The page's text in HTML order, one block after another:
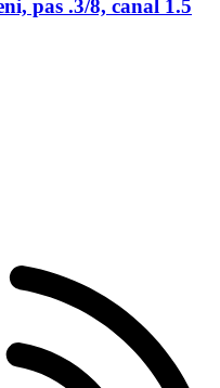
pas .3/8, canal 1.5